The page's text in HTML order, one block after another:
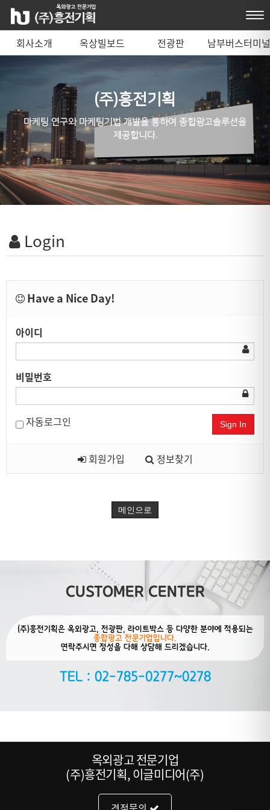
회사소개 옥상빌보드 전광판
남부버스터미널
매체 안내
(주)흥전기획
마케팅 연구와 마케팅기법 개발을 통하여 종합광고솔루션을
제공합니다.
Login
Have a Nice Day!
아이디
비밀번호
자동로그인 Sign In
회원가입 정보찾기
메인으로
CUSTOMER CENTER
(주)흥전기획은 옥외광고, 전광판, 라이트박스 등 다양한 분야에 적용되는
종합광고 전문기업입니다.
연락주시면 정성을 다해 상담해 드리겠습니다.
TEL : 02-785-0277~0278
옥외광고 전문기업
(주)흥전기획, 이글미디어(주)